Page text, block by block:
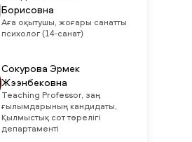
Борисовна
Аға оқытушы, жоғары санатты
психолог (14-санат)
Сокурова Эрмек
Жээнбековна
Teaching Professor, заң
ғылымдарының кандидаты,
Қылмыстық сот төрелігі
департаменті